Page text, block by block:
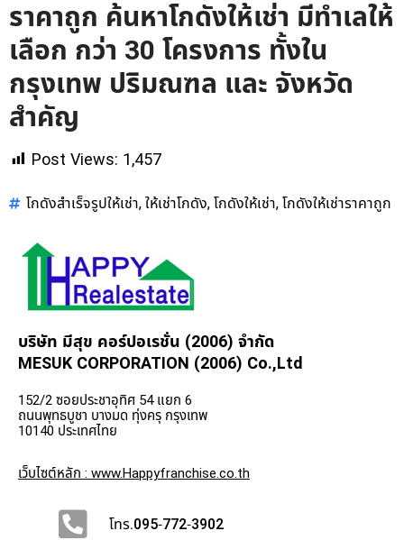
ราคาถูก ค้นหาโกดังให้เช่า มีทำเลให้
เลือก กว่า 30 โครงการ ทั้งใน
กรุงเทพ ปริมณฑล และ จังหวัด
สำคัญ
Post Views: 1,457
โกดังสำเร็จรูปให้เช่า, ให้เช่าโกดัง, โกดังให้เช่า, โกดังให้เช่าราคาถูก
บริษัท มีสุข คอร์ปอเรชั่น (2006) จำกัด
MESUK CORPORATION (2006) Co.,Ltd
152/2 ซอยประชาอุทิศ 54 แยก 6
ถนนพุทธบูชา บางมด ทุ่งครุ กรุงเทพ
10140 ประเทศไทย
เว็บไซต์หลัก : www.Happyfranchise.co.th
โทร.095-772-3902